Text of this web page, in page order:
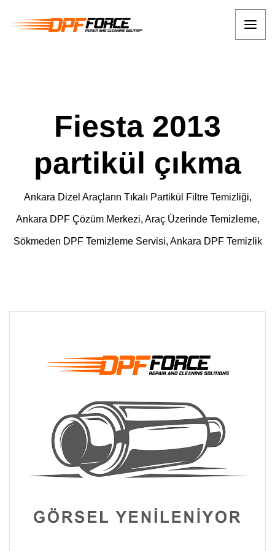
Fiesta 2013
partikül çıkma
Ankara Dizel Araçların Tıkalı Partikül Filtre Temizliği,
Ankara DPF Çözüm Merkezi, Araç Üzerinde Temizleme,
Sökmeden DPF Temizleme Servisi, Ankara DPF Temizlik